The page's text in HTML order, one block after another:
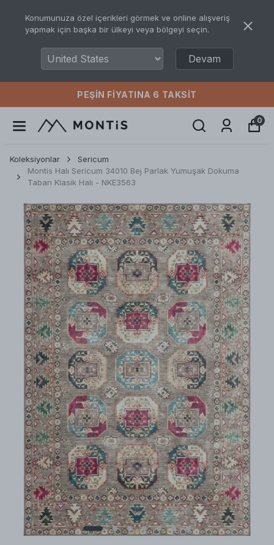
Konumunuza özel içerikleri görmek ve online alışveriş
yapmak için başka bir ülkeyi veya bölgeyi seçin.
Devam
PEŞIN FIYATINA 6 TAKSIT
0
Koleksiyonlar
Sericum
Montis Halı Sericum 34010 Bej Parlak Yumuşak Dokuma
Taban Klasik Halı - NKE3563